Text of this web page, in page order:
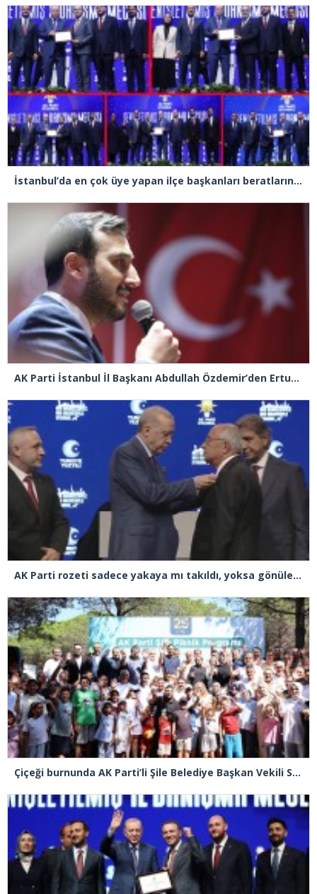
İstanbul’da en çok üye yapan ilçe başkanları beratlarını Cumhurbaşkanı Erdoğan’ın elinden aldı
AK Parti İstanbul İl Başkanı Abdullah Özdemir’den Ertuğrul Özkök’e “Franco” tepkisi
AK Parti rozeti sadece yakaya mı takıldı, yoksa gönüle takılmadı mı?
Çiçeği burnunda AK Parti’li Şile Belediye Başkan Vekili Sacit Terzi, teşkilatlarla piknikte buluştu